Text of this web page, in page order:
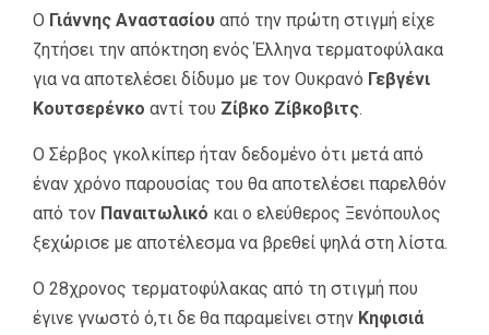
Ο Γιάννης Αναστασίου από την πρώτη στιγμή είχε
ζητήσει την απόκτηση ενός Έλληνα τερματοφύλακα
για να αποτελέσει δίδυμο με τον Ουκρανό Γεβγένι
Κουτσερένκο αντί του Ζίβκο Ζίβκοβιτς.
Ο Σέρβος γκολκίπερ ήταν δεδομένο ότι μετά από
έναν χρόνο παρουσίας του θα αποτελέσει παρελθόν
από τον Παναιτωλικό και ο ελεύθερος Ξενόπουλος
ξεχώρισε με αποτέλεσμα να βρεθεί ψηλά στη λίστα.
Ο 28χρονος τερματοφύλακας από τη στιγμή που
έγινε γνωστό ό,τι δε θα παραμείνει στην Κηφισιά